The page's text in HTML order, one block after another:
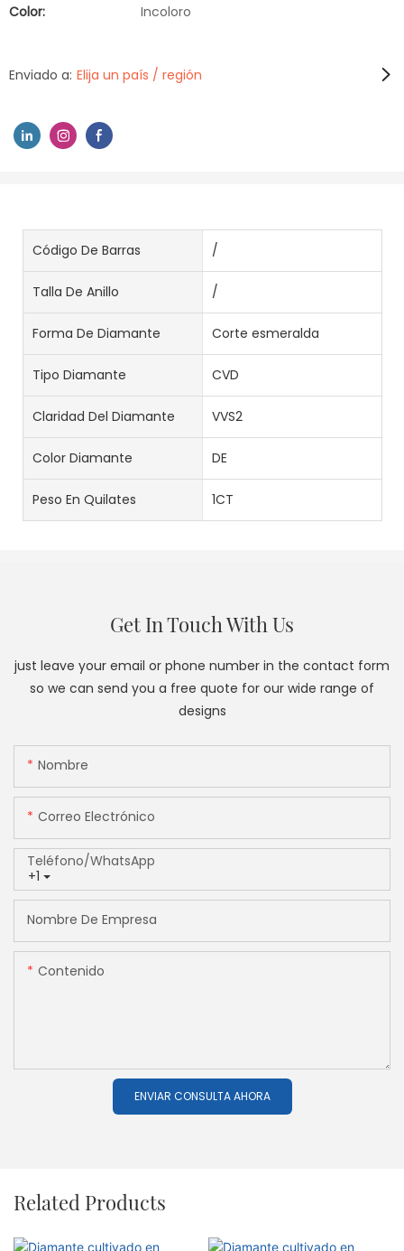
Color:
Incoloro
Enviado a: Elija un país / región
Código De Barras /
Talla De Anillo /
Forma De Diamante Corte esmeralda
Tipo Diamante CVD
Claridad Del Diamante VVS2
Color Diamante DE
Peso En Quilates 1CT
Get In Touch With Us
just leave your email or phone number in the contact form
so we can send you a free quote for our wide range of
designs
Nombre
Correo Electrónico
+1
Teléfono/WhatsApp
Nombre De Empresa
Contenido
ENVIAR CONSULTA AHORA
Related Products